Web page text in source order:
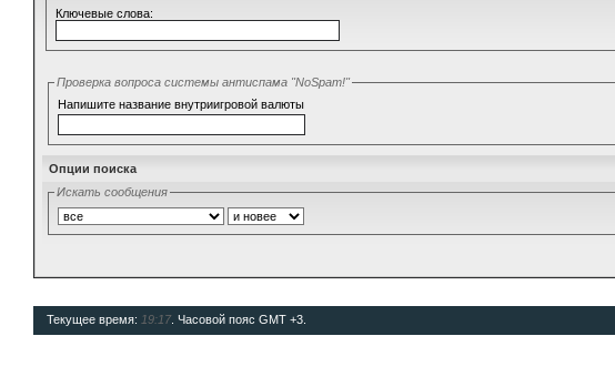
Ключевые слова:
Проверка вопроса системы антиспама "NoSpam!"
Напишите название внутриигровой валюты
Опции поиска
Искать сообщения
Текущее время: 19:17. Часовой пояс GMT +3.